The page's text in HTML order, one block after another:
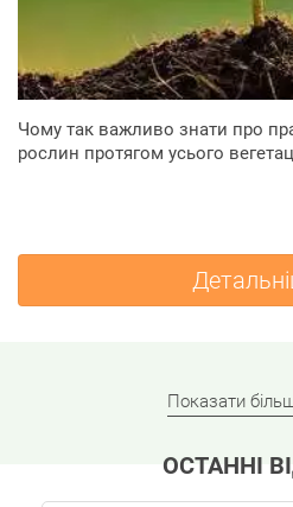
Чому так важливо знати про
рослин протягом усього
Показати
ОСТАННІ